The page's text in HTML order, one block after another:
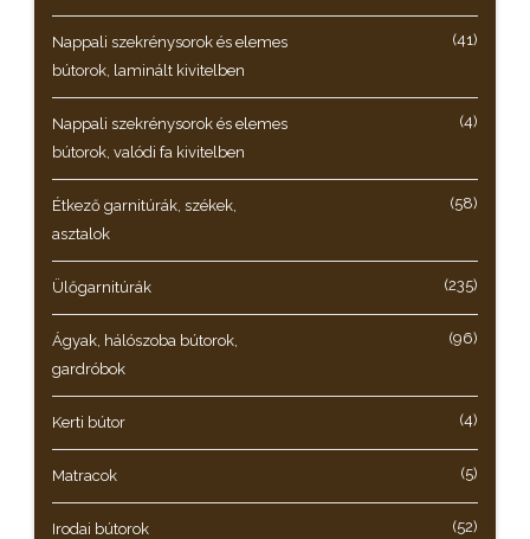
Nappali szekrénysorok és elemes
bútorok, laminált kivitelben
(41)
Nappali szekrénysorok és elemes
bútorok, valódi fa kivitelben
(4)
Étkező garnitúrák, székek,
asztalok
(58)
Ülőgarnitúrák (235)
Ágyak, hálószoba bútorok,
gardróbok
(96)
Kerti bútor (4)
Matracok (5)
Irodai bútorok (52)